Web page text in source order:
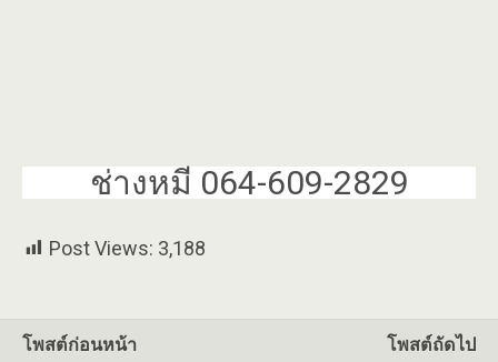
ช่างหมี 064-609-2829
Post Views: 3,188
โพสต์ก่อนหน้า
โพสต์ถัดไป